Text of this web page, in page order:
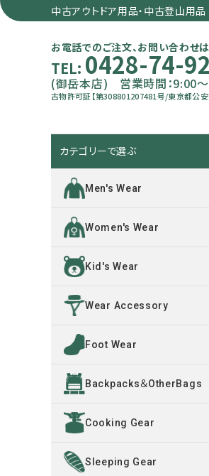
中古アウトドア用品・中古登山用
お電話でのご注文、お問い合わせ
TEL: 0428-74-
(御岳本店) 営業時間：9:00
古物許可証【第308801207481号/東京都公安
レンタル・修理
カテゴリーで選ぶ
Men's Wear
Women's Wear
Kid's Wear
Wear Accessory
Foot Wear
Backpacks＆OtherBags
Cooking Gear
Sleeping Gear